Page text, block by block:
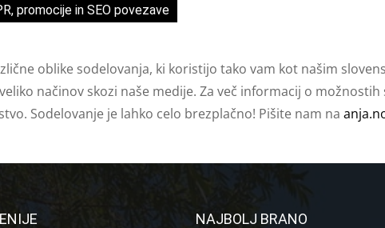
promocije in SEO povezave
oblike sodelovanja, ki koristijo tako vam kot našim
načinov skozi naše medije. Za več informacij o
Sodelovanje je lahko celo brezplačno! Pišite nam na
NAJBOLJ BRANO